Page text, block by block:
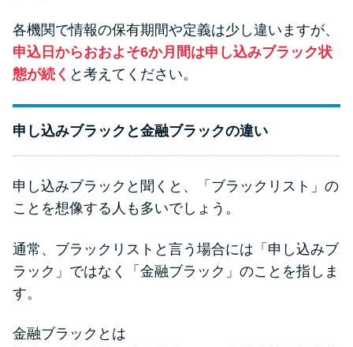
各機関で情報の保有期間や定義は少し違いますが、
申込日からおおよそ6か月間は申し込みブラック状
態が続く と考えてください。
申し込みブラックと金融ブラックの違い
申し込みブラックと聞くと、「ブラックリスト」の
ことを想像する人も多いでしょう。
通常、ブラックリストと言う場合には「申し込みブ
ラック」ではなく「金融ブラック」のことを指しま
す。
金融ブラックとは